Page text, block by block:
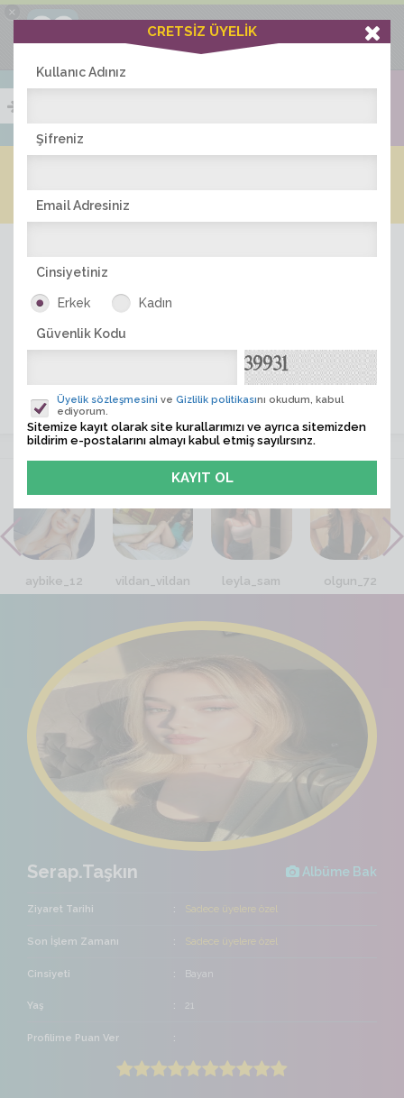
×
Ciddiask Uygulaması
+1 Hafta Gold Üyelik Kazan
Bedava - com.ciddi.ask
İNDİR
ÜYE ARA
VİTRİN
aybike_12 vildan_vildan leyla_sam olgun_72
Serap.Taşkın Albüme Bak
Ziyaret Tarihi Sadece üyelere özel
Son İşlem Zamanı Sadece üyelere özel
Cinsiyeti Bayan
Yaş 21
Profilime Puan Ver
CRETSİZ ÜYELİK
Kullanıc Adınız
Şifreniz
Email Adresiniz
Cinsiyetiniz
Erkek Kadın
Güvenlik Kodu
Üyelik sözleşmesini ve Gizlilik politikasını okudum, kabul
ediyorum.
Sitemize kayıt olarak site kurallarımızı ve ayrıca sitemizden
bildirim e-postalarını almayı kabul etmiş sayılırsınz.